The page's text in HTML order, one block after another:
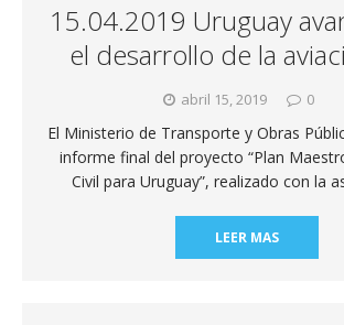
15.04.2019 Uruguay
el desarrollo de la
abril 15, 2019 0
El Ministerio de Transporte y Obras
informe final del proyecto “Plan
Civil para Uruguay”, realizado con la
LEER MAS